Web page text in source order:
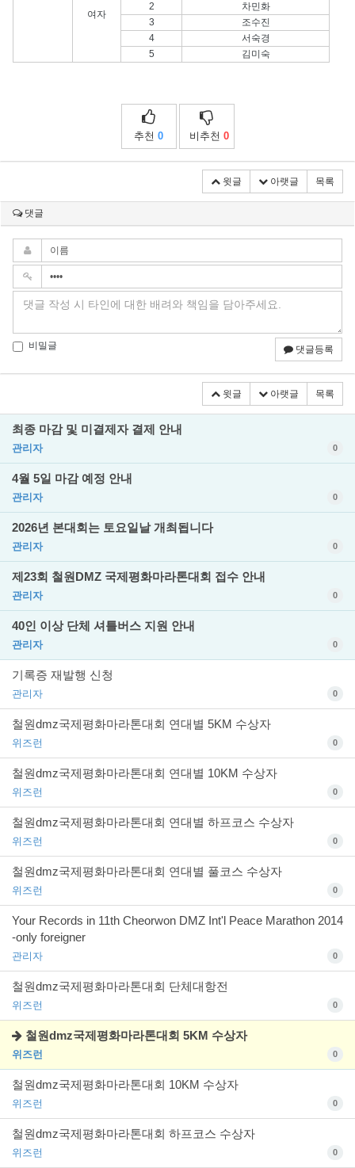
여자
2
차민화
3
조수진
4
서숙경
5
김미숙
추천 0 비추천 0
윗글 아랫글 목록
댓글
비밀글 댓글등록
윗글 아랫글 목록
최종 마감 및 미결제자 결제 안내
관리자 0
4월 5일 마감 예정 안내
관리자 0
2026년 본대회는 토요일날 개최됩니다
관리자 0
제23회 철원DMZ 국제평화마라톤대회 접수 안내
관리자 0
40인 이상 단체 셔틀버스 지원 안내
관리자 0
기록증 재발행 신청
관리자 0
철원dmz국제평화마라톤대회 연대별 5KM 수상자
위즈런 0
철원dmz국제평화마라톤대회 연대별 10KM 수상자
위즈런 0
철원dmz국제평화마라톤대회 연대별 하프코스 수상자
위즈런 0
철원dmz국제평화마라톤대회 연대별 풀코스 수상자
위즈런 0
Your Records in 11th Cheorwon DMZ Int'l Peace Marathon 2014
-only foreigner
관리자 0
철원dmz국제평화마라톤대회 단체대항전
위즈런 0
철원dmz국제평화마라톤대회 5KM 수상자
위즈런 0
철원dmz국제평화마라톤대회 10KM 수상자
위즈런 0
철원dmz국제평화마라톤대회 하프코스 수상자
위즈런 0